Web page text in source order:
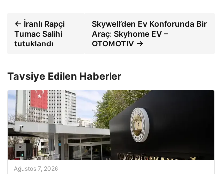
← İranlı Rapçi
Tumac Salihi
tutuklandı
Skywell’den Ev Konforunda Bir
Araç: Skyhome EV –
OTOMOTIV →
Tavsiye Edilen Haberler
Ağustos 7, 2026